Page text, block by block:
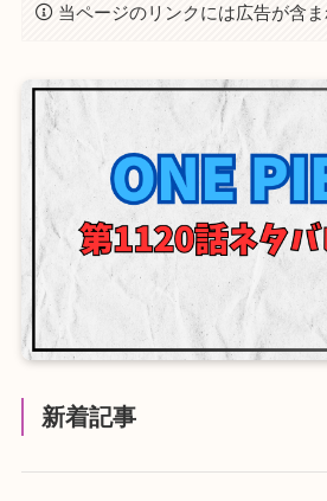
当ページのリンクには広告が含ま
新着記事